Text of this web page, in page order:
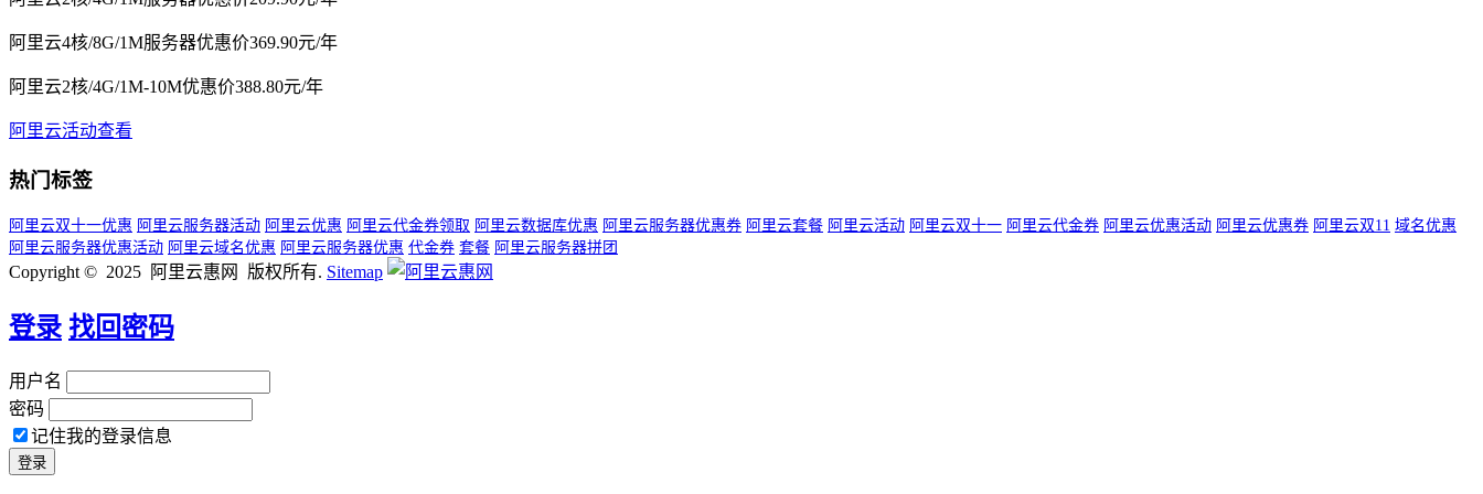
阿里云4核/8G/1M服务器优惠价369.90元/年
阿里云2核/4G/1M-10M优惠价388.80元/年
阿里云活动查看
热门标签
阿里云双十一优惠 阿里云服务器活动 阿里云优惠 阿里云代金券领取 阿里云数据库优惠 阿里云服务器优惠券 阿里云套餐 阿里云活动 阿里云双十一 阿里云代金券 阿里云优惠活动 阿里云优惠券 阿里云双11 域名优惠
阿里云服务器优惠活动 阿里云域名优惠 阿里云服务器优惠 代金券 套餐 阿里云服务器拼团
Copyright © 2025 阿里云惠网 版权所有. Sitemap
登录 找回密码
用户名
密码
记住我的登录信息